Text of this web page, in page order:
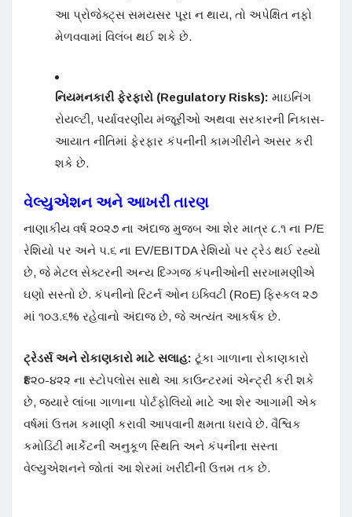
આ પ્રોજેક્ટ્સ સમયસર પૂરા ન થાય, તો અપેક્ષિત નફો
મેળવવામાં વિલંબ થઈ શકે છે.
નિયમનકારી ફેરફારો (Regulatory Risks): માઇનિંગ
રોયલ્ટી, પર્યાવરણીય મંજૂરીઓ અથવા સરકારની નિકાસ-
આયાત નીતિમાં ફેરફાર કંપનીની કામગીરીને અસર કરી
શકે છે.
વેલ્યુએશન અને આખરી તારણ
નાણાકીય વર્ષ ૨૦૨૭ ના અંદાજ મુજબ આ શેર માત્ર ૮.૧ ના P/E
રેશિયો પર અને ૫.૬ ના EV/EBITDA રેશિયો પર ટ્રેડ થઈ રહ્યો
છે, જે મેટલ સેક્ટરની અન્ય દિગ્ગજ કંપનીઓની સરખામણીએ
ઘણો સસ્તો છે. કંપનીનો રિટર્ન ઓન ઇક્વિટી (RoE) ફિસ્કલ ૨૭
માં ૧૦૩.૬% રહેવાનો અંદાજ છે, જે અત્યંત આકર્ષક છે.
ટ્રેડર્સ અને રોકાણકારો માટે સલાહ: ટૂંકા ગાળાના રોકાણકારો
₹૪૨૦-૪૨૨ ના સ્ટોપલોસ સાથે આ કાઉન્ટરમાં એન્ટ્રી કરી શકે
છે, જ્યારે લાંબા ગાળાના પોર્ટફોલિયો માટે આ શેર આગામી એક
વર્ષમાં ઉત્તમ કમાણી કરાવી આપવાની ક્ષમતા ધરાવે છે. વૈશ્વિક
કમોડિટી માર્કેટની અનુકૂળ સ્થિતિ અને કંપનીના સસ્તા
વેલ્યુએશનને જોતાં આ શેરમાં ખરીદીની ઉત્તમ તક છે.